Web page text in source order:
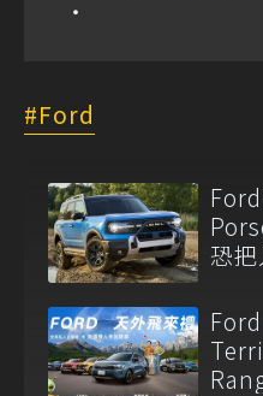
Ford
恐